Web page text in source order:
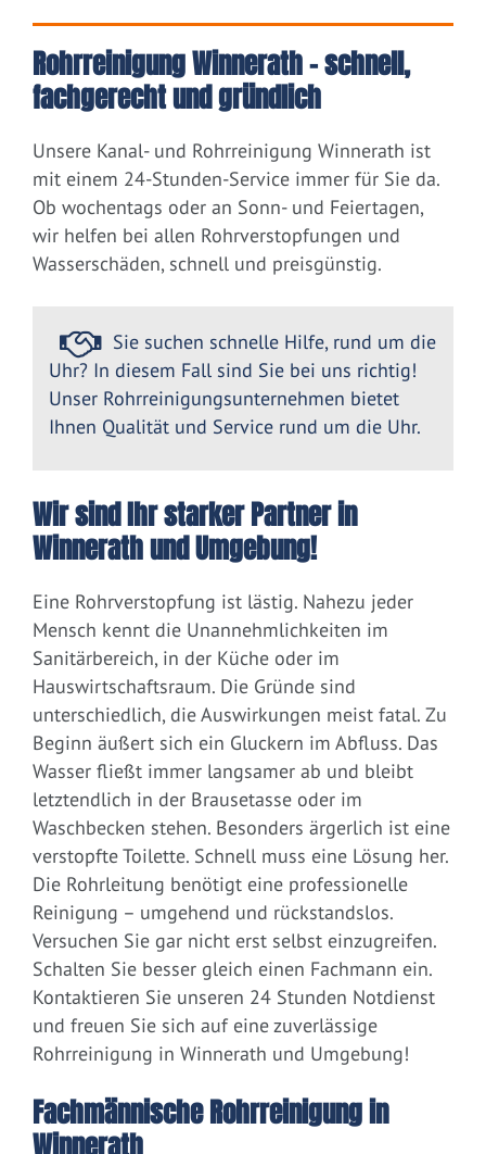
Rohrreinigung Winnerath – schnell,
fachgerecht und gründlich
Unsere Kanal- und Rohrreinigung Winnerath ist
mit einem 24-Stunden-Service immer für Sie da.
Ob wochentags oder an Sonn- und Feiertagen,
wir helfen bei allen Rohrverstopfungen und
Wasserschäden, schnell und preisgünstig.
Sie suchen schnelle Hilfe, rund um die
Uhr? In diesem Fall sind Sie bei uns richtig!
Unser Rohrreinigungsunternehmen bietet
Ihnen Qualität und Service rund um die Uhr.
Wir sind Ihr starker Partner in
Winnerath und Umgebung!
Eine Rohrverstopfung ist lästig. Nahezu jeder
Mensch kennt die Unannehmlichkeiten im
Sanitärbereich, in der Küche oder im
Hauswirtschaftsraum. Die Gründe sind
unterschiedlich, die Auswirkungen meist fatal. Zu
Beginn äußert sich ein Gluckern im Abfluss. Das
Wasser fließt immer langsamer ab und bleibt
letztendlich in der Brausetasse oder im
Waschbecken stehen. Besonders ärgerlich ist eine
verstopfte Toilette. Schnell muss eine Lösung her.
Die Rohrleitung benötigt eine professionelle
Reinigung – umgehend und rückstandslos.
Versuchen Sie gar nicht erst selbst einzugreifen.
Schalten Sie besser gleich einen Fachmann ein.
Kontaktieren Sie unseren 24 Stunden Notdienst
und freuen Sie sich auf eine zuverlässige
Rohrreinigung in Winnerath und Umgebung!
Fachmännische Rohrreinigung in